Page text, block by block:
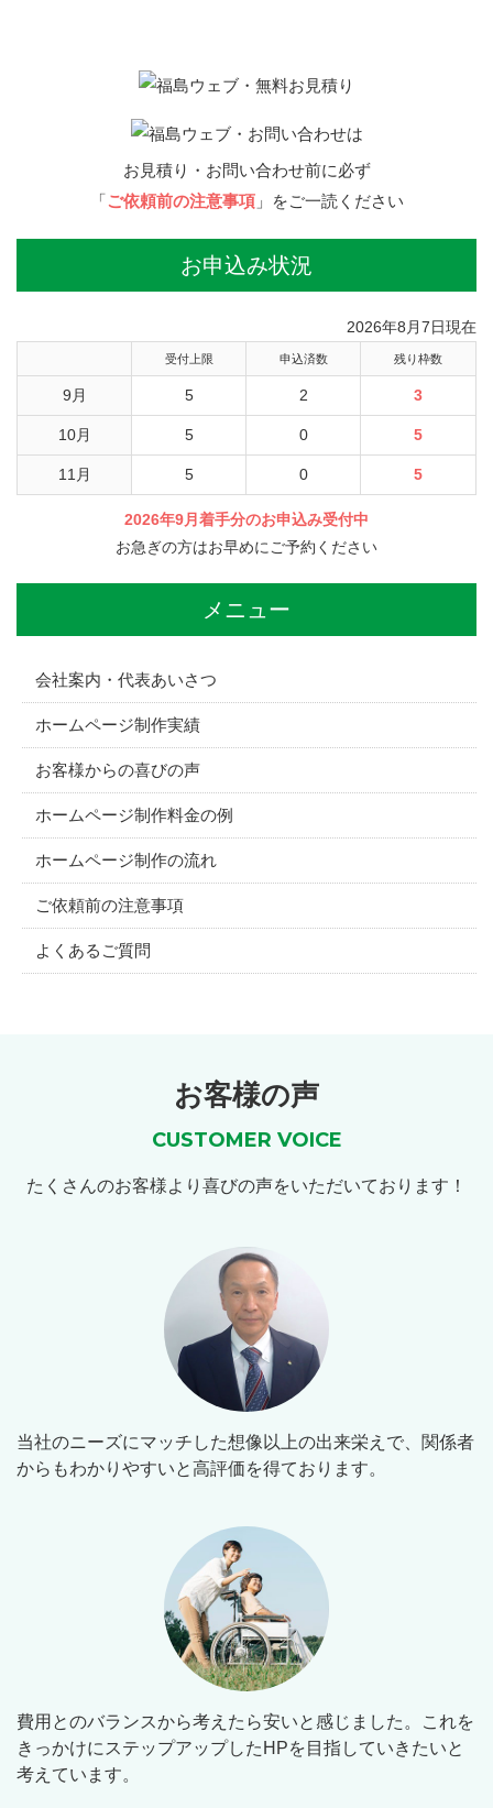
お見積り・お問い合わせ前に必ず
「ご依頼前の注意事項」をご一読ください
お申込み状況
2026年8月7日現在
受付上限 申込済数 残り枠数
9月 5 2 3
10月 5 0 5
11月 5 0 5
2026年9月着手分のお申込み受付中
お急ぎの方はお早めにご予約ください
メニュー
会社案内・代表あいさつ
ホームページ制作実績
お客様からの喜びの声
ホームページ制作料金の例
ホームページ制作の流れ
ご依頼前の注意事項
よくあるご質問
お客様の声
CUSTOMER VOICE
たくさんのお客様より喜びの声をいただいております！
当社のニーズにマッチした想像以上の出来栄えで、関係者
からもわかりやすいと高評価を得ております。
費用とのバランスから考えたら安いと感じました。これを
きっかけにステップアップしたHPを目指していきたいと
考えています。